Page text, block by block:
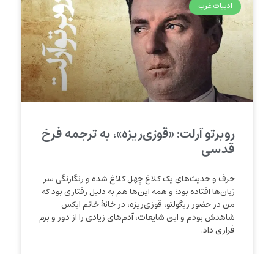
ادبیات غرب
روبرتو آرلت: «قوزی‌ریزه»، به ترجمه فرخ
قدسی
حرف و حدیث‌های یک کلاغ چهل کلاغ شده و رنگارنگی سر
زبان‌ها افتاده بود؛ و همه این‌ها هم به دلیل رفتاری بود که
من در حضور ریگولتو، قوزی‌‌ریزه، در خانهٔ خانم ایکس
شاهدش بودم و این شایعات، آدم‌های زیادی را از دور و برم
فراری داد.